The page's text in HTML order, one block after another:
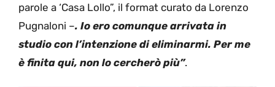
parole a ‘Casa Lollo”, il format curato da Lorenzo
Pugnaloni –. Io ero comunque arrivata in
studio con l’intenzione di eliminarmi. Per me
è finita qui, non lo cercherò più”.